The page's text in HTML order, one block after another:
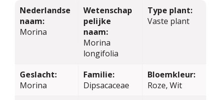
Nederlandse
naam:
Morina
Wetenschap
pelijke
naam:
Morina
longifolia
Type plant:
Vaste plant
Geslacht:
Morina
Familie:
Dipsacaceae
Bloemkleur:
Roze, Wit